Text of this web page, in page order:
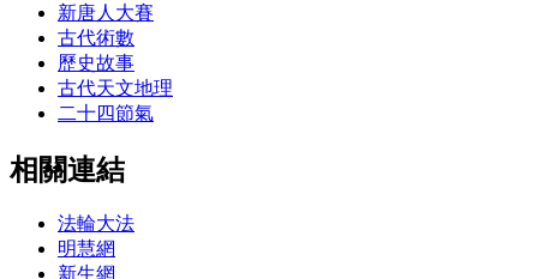
新唐人大賽
古代術數
歷史故事
古代天文地理
二十四節氣
相關連結
法輪大法
明慧網
新生網